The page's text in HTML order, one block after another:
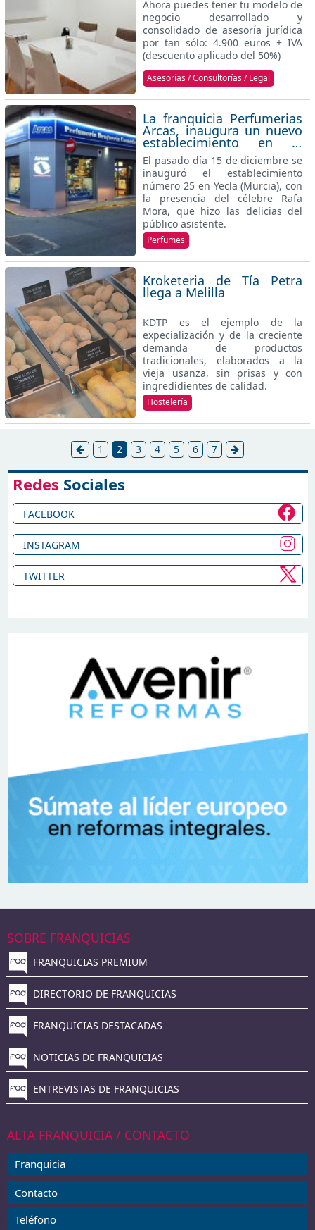
seguros que tenemos un
proyecto de ÉXITO y somos el
modelo de negocio más rentable
del país.
Ahora puedes tener tu modelo de
negocio desarrollado y
consolidado de asesoría jurídica
por tan sólo: 4.900 euros + IVA
(descuento aplicado del 50%)
Asesorías / Consultorías / Legal
La franquicia Perfumerias
Arcas, inaugura un nuevo
establecimiento en la
localidad murciana de
Yecla
El pasado día 15 de diciembre se
inauguró el establecimiento
número 25 en Yecla (Murcia), con
la presencia del célebre Rafa
Mora, que hizo las delicias del
público asistente.
Perfumes
Kroketeria de Tía Petra
llega a Melilla
KDTP es el ejemplo de la
expecialización y de la creciente
demanda de productos
tradicionales, elaborados a la
vieja usanza, sin prisas y con
ingredidientes de calidad.
Hostelería
1 2 3 4 5 6 7
Redes Sociales
FACEBOOK
INSTAGRAM
TWITTER
SOBRE FRANQUICIAS
FRANQUICIAS PREMIUM
DIRECTORIO DE FRANQUICIAS
FRANQUICIAS DESTACADAS
NOTICIAS DE FRANQUICIAS
ENTREVISTAS DE FRANQUICIAS
ALTA FRANQUICIA / CONTACTO